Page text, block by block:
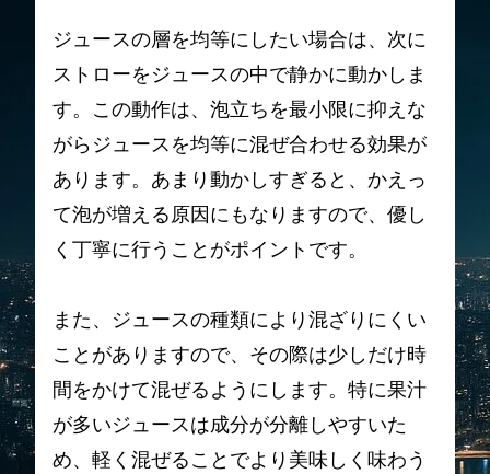
ジュースの層を均等にしたい場合は、次に
ストローをジュースの中で静かに動かしま
す。この動作は、泡立ちを最小限に抑えな
がらジュースを均等に混ぜ合わせる効果が
あります。あまり動かしすぎると、かえっ
て泡が増える原因にもなりますので、優し
く丁寧に行うことがポイントです。
また、ジュースの種類により混ざりにくい
ことがありますので、その際は少しだけ時
間をかけて混ぜるようにします。特に果汁
が多いジュースは成分が分離しやすいた
め、軽く混ぜることでより美味しく味わう